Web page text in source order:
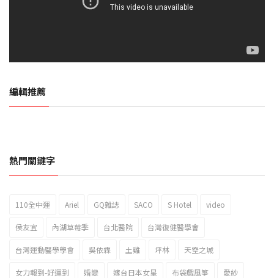
編輯推薦
2023新北市北海岸國際風箏節「風在石起」霸氣回歸
熱門關鍵字
110全中運 Ariel GQ雜誌 SACO S Hotel video
侯友宜 內湖草莓季 台北醫院 台灣復健醫學會
台灣運動醫學學會 吳依霖 土雞 坪林 天空之城
女力報到-好運到 婚變 嫁台日本女星 布袋戲風箏 愛紗